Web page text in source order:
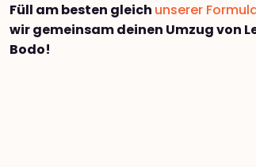
Füll am besten gleich unserer
wir gemeinsam deinen Umzug von
Bodo!